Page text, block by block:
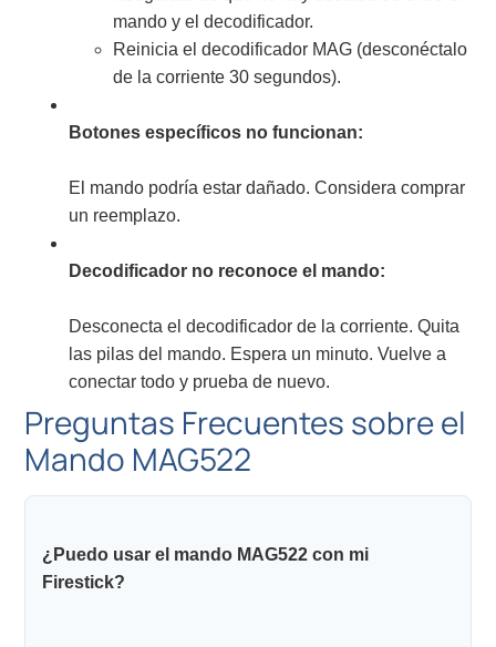
mando y el decodificador.
Reinicia el decodificador MAG (desconéctalo
de la corriente 30 segundos).
Botones específicos no funcionan:
El mando podría estar dañado. Considera comprar
un reemplazo.
Decodificador no reconoce el mando:
Desconecta el decodificador de la corriente. Quita
las pilas del mando. Espera un minuto. Vuelve a
conectar todo y prueba de nuevo.
Preguntas Frecuentes sobre el
Mando MAG522
¿Puedo usar el mando MAG522 con mi
Firestick?